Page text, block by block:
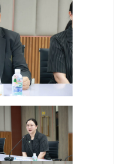
หลังโรงสีข้าว
นางฯ